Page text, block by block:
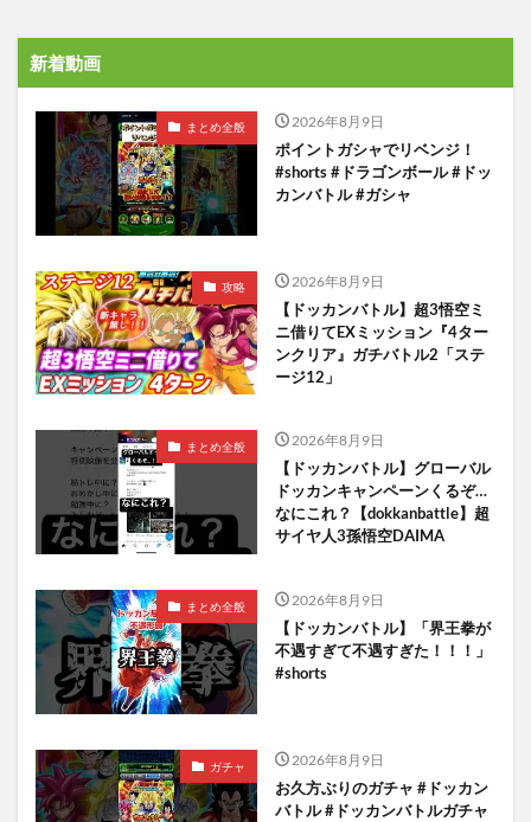
新着動画
まとめ全般 2026年8月9日
ポイントガシャでリベンジ！
#shorts #ドラゴンボール #ドッ
カンバトル #ガシャ
攻略 2026年8月9日
【ドッカンバトル】超3悟空ミ
ニ借りてEXミッション『4ター
ンクリア』ガチバトル2「ステ
ージ12」
まとめ全般 2026年8月9日
【ドッカンバトル】グローバル
ドッカンキャンペーンくるぞ…
なにこれ？【dokkanbattle】超
サイヤ人3孫悟空DAIMA
まとめ全般 2026年8月9日
【ドッカンバトル】「界王拳が
不遇すぎて不遇すぎた！！！」
#shorts
ガチャ 2026年8月9日
お久方ぶりのガチャ #ドッカン
バトル #ドッカンバトルガチャ